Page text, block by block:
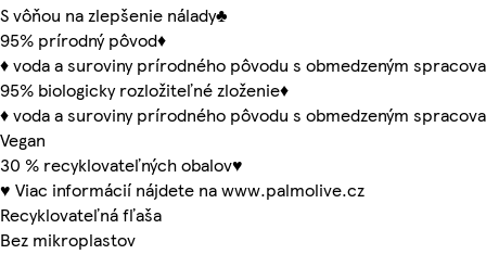
S vôňou na zlepšenie nálady♣
95% prírodný pôvod♦
♦ voda a suroviny prírodného pôvodu s obmedzeným
95% biologicky rozložiteľné zloženie♦
♦ voda a suroviny prírodného pôvodu s obmedzeným
Vegan
30 % recyklovateľných obalov♥
♥ Viac informácií nájdete na www.palmolive.cz
Recyklovateľná fľaša
Bez mikroplastov